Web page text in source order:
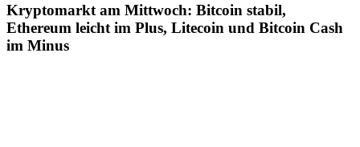
Kryptomarkt am Mittwoch: Bitcoin stabil,
Ethereum leicht im Plus, Litecoin und Bitcoin Cash
im Minus